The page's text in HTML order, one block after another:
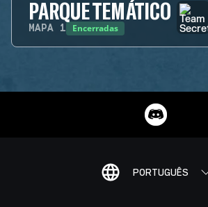
PARQUE TEMÁTICO
MAPA 1 Encerradas
PORTUGUÊS